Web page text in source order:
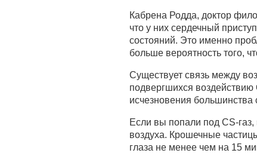
Кабрена Родда, доктор
что у них сердечный
состояний. Это именно
больше вероятность того,
Существует связь между
подвергшихся
исчезновения большинства
Если вы попали под CS-
воздуха. Крошечные
глаза не менее чем на 15